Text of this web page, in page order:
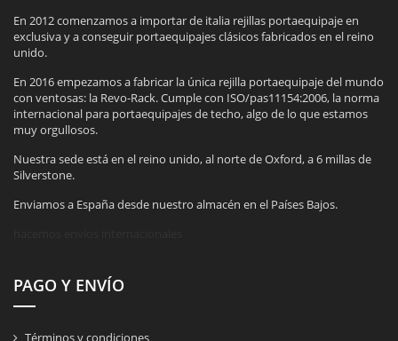
En 2012 comenzamos a importar de italia rejillas portaequipaje en
exclusiva y a conseguir portaequipajes clásicos fabricados en el reino
unido.
En 2016 empezamos a fabricar la única rejilla portaequipaje del mundo
con ventosas: la Revo-Rack. Cumple con ISO/pas11154:2006, la norma
internacional para portaequipajes de techo, algo de lo que estamos
muy orgullosos.
Nuestra sede está en el reino unido, al norte de Oxford, a 6 millas de
Silverstone.
Enviamos a España desde nuestro almacén en el Países Bajos.
PAGO Y ENVÍO
Términos y condiciones